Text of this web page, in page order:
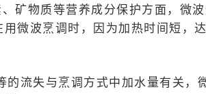
矿物质等营养成分保护方面，微
微波烹调时，因为加热时间短，
的流失与烹调方式中加水量有关，